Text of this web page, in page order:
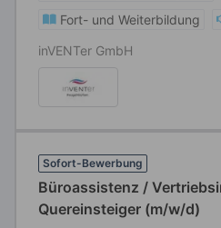
Fort- und Weiterbildung
inVENTer GmbH
Sofort-Bewerbung
Büroassistenz /
Quereinsteiger (m/w/d)